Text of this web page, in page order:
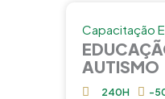
Capacitação
AUTISMO
240H -